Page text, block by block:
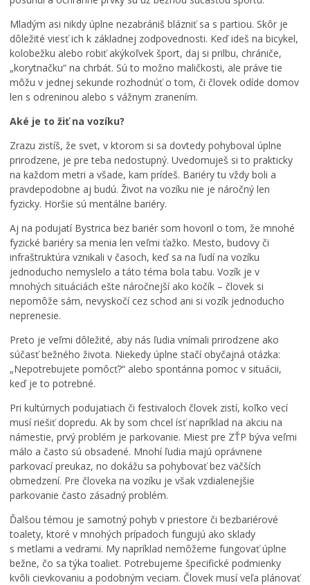
Mladým asi nikdy úplne nezabrániš blázniť sa s partiou. Skôr je
dôležité viesť ich k základnej zodpovednosti. Keď ideš na bicykel,
kolobežku alebo robiť akýkoľvek šport, daj si prilbu, chrániče,
„korytnačku“ na chrbát. Sú to možno maličkosti, ale práve tie
môžu v jednej sekunde rozhodnúť o tom, či človek odíde domov
len s odreninou alebo s vážnym zranením.
Aké je to žiť na vozíku?
Zrazu zistíš, že svet, v ktorom si sa dovtedy pohyboval úplne
prirodzene, je pre teba nedostupný. Uvedomuješ si to prakticky
na každom metri a všade, kam prídeš. Bariéry tu vždy boli a
pravdepodobne aj budú. Život na vozíku nie je náročný len
fyzicky. Horšie sú mentálne bariéry.
Aj na podujatí Bystrica bez bariér som hovoril o tom, že mnohé
fyzické bariéry sa menia len veľmi ťažko. Mesto, budovy či
infraštruktúra vznikali v časoch, keď sa na ľudí na vozíku
jednoducho nemyslelo a táto téma bola tabu. Vozík je v
mnohých situáciách ešte náročnejší ako kočík – človek si
nepomôže sám, nevyskočí cez schod ani si vozík jednoducho
neprenesie.
Preto je veľmi dôležité, aby nás ľudia vnímali prirodzene ako
súčasť bežného života. Niekedy úplne stačí obyčajná otázka:
„Nepotrebujete pomôcť?“ alebo spontánna pomoc v situácii,
keď je to potrebné.
Pri kultúrnych podujatiach či festivaloch človek zistí, koľko vecí
musí riešiť dopredu. Ak by som chcel ísť napríklad na akciu na
námestie, prvý problém je parkovanie. Miest pre ZŤP býva veľmi
málo a často sú obsadené. Mnohí ľudia majú oprávnene
parkovací preukaz, no dokážu sa pohybovať bez väčších
obmedzení. Pre človeka na vozíku je však vzdialenejšie
parkovanie často zásadný problém.
Ďalšou témou je samotný pohyb v priestore či bezbariérové
toalety, ktoré v mnohých prípadoch fungujú ako sklady
s metlami a vedrami. My napríklad nemôžeme fungovať úplne
bežne, čo sa týka toaliet. Potrebujeme špecifické podmienky
kvôli cievkovaniu a podobným veciam. Človek musí veľa plánovať